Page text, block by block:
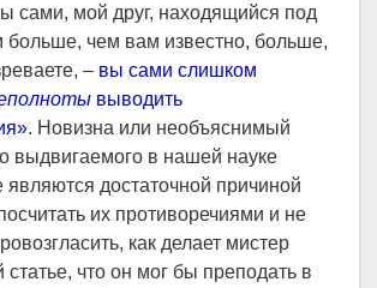
сами, мой друг, находящийся под
больше, чем вам известно, больше,
– вы сами слишком
выводить
. Новизна или необъяснимый
выдвигаемого в нашей науке
достаточной причиной
их противоречиями и не
как делает мистер
что он мог бы преподать в